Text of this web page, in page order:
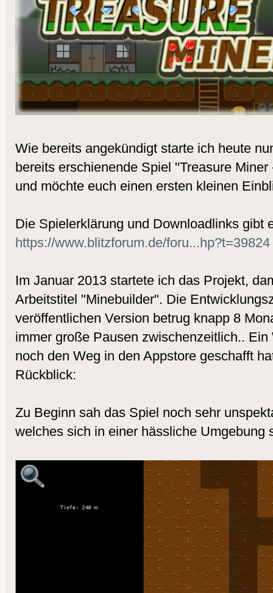
Wie bereits angekündigt starte ich heute
bereits erschienende Spiel "Treasure
und möchte euch einen ersten kleinen
Die Spielerklärung und Downloadlinks gibt
https://www.blitzforum.de/foru...hp?t=39824
Im Januar 2013 startete ich das Projekt,
Arbeitstitel "Minebuilder". Die
veröffentlichen Version betrug knapp 8
immer große Pausen zwischenzeitlich..
noch den Weg in den Appstore geschafft
Rückblick:
Zu Beginn sah das Spiel noch sehr
welches sich in einer hässliche Umgebung